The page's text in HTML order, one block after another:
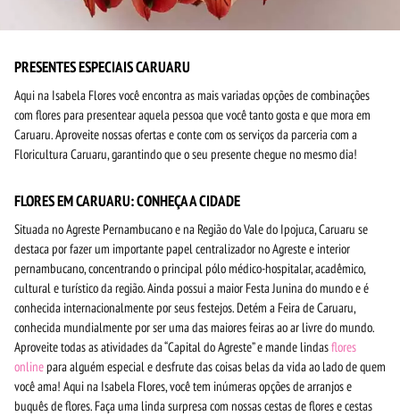
PRESENTES ESPECIAIS CARUARU
Aqui na Isabela Flores você encontra as mais variadas opções de combinações
com flores para presentear aquela pessoa que você tanto gosta e que mora em
Caruaru. Aproveite nossas ofertas e conte com os serviços da parceria com a
Floricultura Caruaru, garantindo que o seu presente chegue no mesmo dia!
FLORES EM CARUARU: CONHEÇA A CIDADE
Situada no Agreste Pernambucano e na Região do Vale do Ipojuca, Caruaru se
destaca por fazer um importante papel centralizador no Agreste e interior
pernambucano, concentrando o principal pólo médico-hospitalar, acadêmico,
cultural e turístico da região. Ainda possui a maior Festa Junina do mundo e é
conhecida internacionalmente por seus festejos. Detém a Feira de Caruaru,
conhecida mundialmente por ser uma das maiores feiras ao ar livre do mundo.
Aproveite todas as atividades da “Capital do Agreste” e mande lindasflores
onlinepara alguém especial e desfrute das coisas belas da vida ao lado de quem
você ama! Aqui na Isabela Flores, você tem inúmeras opções de arranjos e
buquês de flores. Faça uma linda surpresa com nossas cestas de flores e cestas